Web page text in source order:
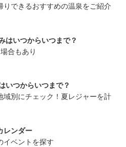
りできるおすすめの温泉をご紹介
はいつからいつまで？
合もあり
いつからいつまで？
域別にチェック！夏レジャーを計
レンダー
イベントを探す